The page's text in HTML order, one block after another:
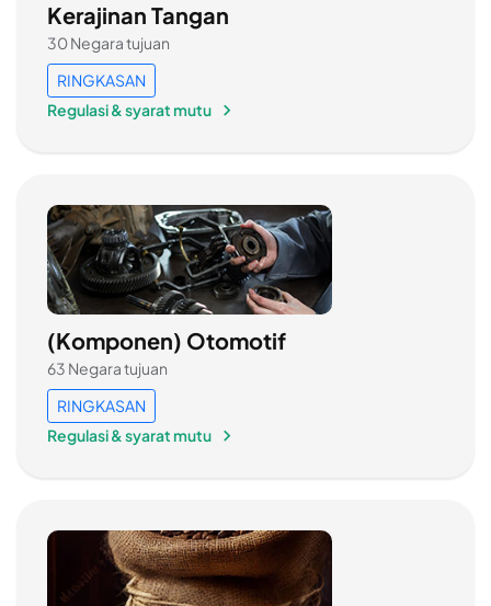
Kerajinan Tangan
30 Negara tujuan
RINGKASAN
Regulasi & syarat mutu
(Komponen) Otomotif
63 Negara tujuan
RINGKASAN
Regulasi & syarat mutu